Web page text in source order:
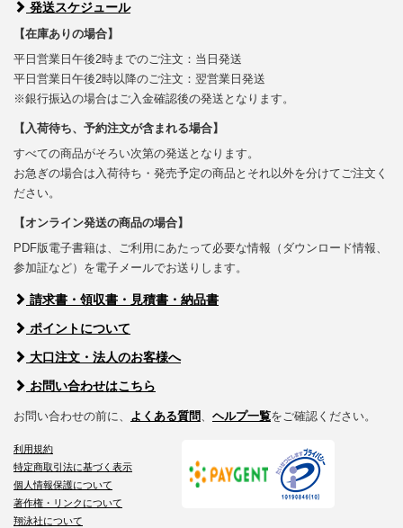
発送スケジュール
【在庫ありの場合】
平日営業日午後2時までのご注文：当日発送
平日営業日午後2時以降のご注文：翌営業日発送
※銀行振込の場合はご入金確認後の発送となります。
【入荷待ち、予約注文が含まれる場合】
すべての商品がそろい次第の発送となります。
お急ぎの場合は入荷待ち・発売予定の商品とそれ以外を分けてご注文く
ださい。
【オンライン発送の商品の場合】
PDF版電子書籍は、ご利用にあたって必要な情報（ダウンロード情報、
参加証など）を電子メールでお送りします。
請求書・領収書・見積書・納品書
ポイントについて
大口注文・法人のお客様へ
お問い合わせはこちら
お問い合わせの前に、 よくある質問、 ヘルプ一覧をご確認ください。
利用規約
特定商取引法に基づく表示
個人情報保護について
著作権・リンクについて
翔泳社について